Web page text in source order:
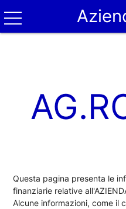
Questa pagina presenta le
finanziarie relative
Alcune informazioni, come il